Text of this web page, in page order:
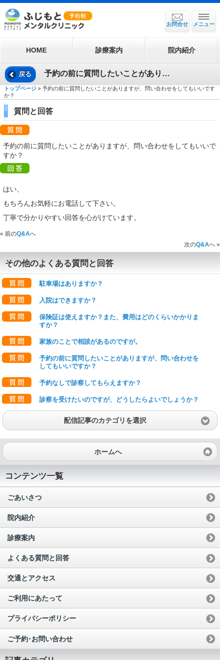
メニュー
お問合せ
HOME 診療案内 院内紹介
戻る 予約の前に質問したいことがありますが、問い合わせをしてもいいですか？
トップページ » 予約の前に質問したいことがありますが、問い合わせをしてもいいです
か？
質問と回答
予約の前に質問したいことがありますが、問い合わせをしてもいいで
すか？
はい、
もちろんお気軽にお電話して下さい。
丁寧で分かりやすい回答を心がけています。
« 前のQ&Aへ
次のQ&Aへ »
その他のよくある質問と回答
駐車場はありますか？
入院はできますか？
保険証は使えますか？また、費用はどのくらいかかりま
すか？
家族のことで相談があるのですが。
予約の前に質問したいことがありますが、問い合わせを
してもいいですか？
予約なしで診察してもらえますか？
診察を受けたいのですが、どうしたらよいでしょうか？
配信記事のカテゴリを選択
ホームへ
コンテンツ一覧
ごあいさつ
院内紹介
診療案内
よくある質問と回答
交通とアクセス
ご利用にあたって
プライバシーポリシー
ご予約･お問い合わせ